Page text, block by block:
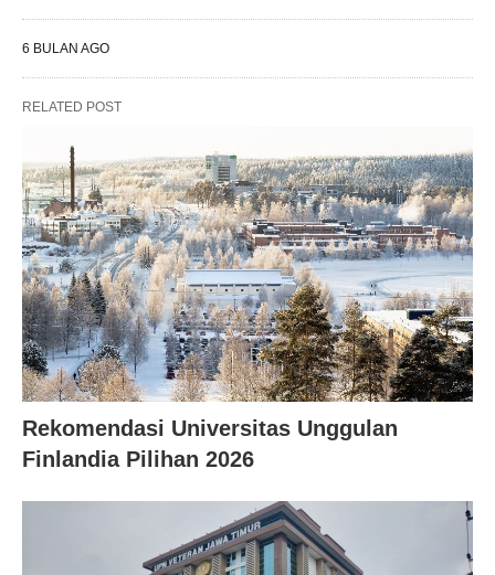
6 BULAN AGO
RELATED POST
Rekomendasi Universitas Unggulan
Finlandia Pilihan 2026